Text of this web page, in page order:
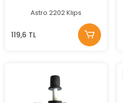
Astro 2202 Klips
119,6 TL